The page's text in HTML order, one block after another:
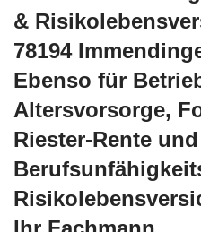
&
78194
Ebenso für
Altersvorsorge,
Riester-Rente und